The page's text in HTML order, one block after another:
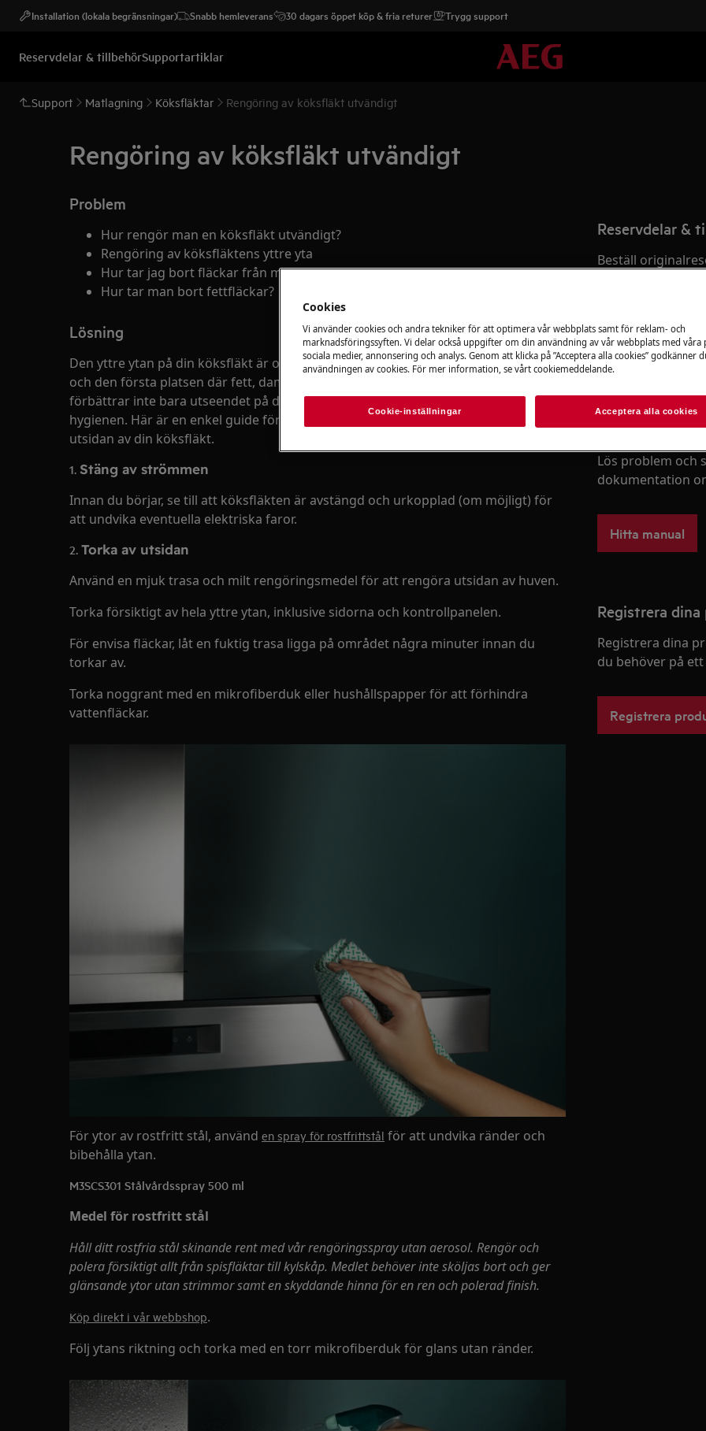
Installation (lokala begränsningar) Snabb hemleverans 30 dagars öppet köp & fria returer Trygg support
Reservdelar & tillbehörSupportartiklar
Support Matlagning Köksfläktar Rengöring av köksfläkt utvändigt
Rengöring av köksfläkt utvändigt
Problem
Hur rengör man en köksfläkt utvändigt?
Rengöring av köksfläktens yttre yta
Hur tar jag bort fläckar från min köksfläkt?
Hur tar man bort fettfläckar?
Lösning
Den yttre ytan på din köksfläkt är ofta det första folk lägger märke till i ditt kök -
och den första platsen där fett, damm och fingeravtryck samlas. Att hålla den ren
förbättrar inte bara utseendet på ditt kök utan hjälper också till att upprätthålla
hygienen. Här är en enkel guide för att hjälpa dig att effektivt och säkert rengöra
utsidan av din köksfläkt.
1. Stäng av strömmen
Innan du börjar, se till att köksfläkten är avstängd och urkopplad (om möjligt) för
att undvika eventuella elektriska faror.
2.Torka av utsidan
Använd en mjuk trasa och milt rengöringsmedel för att rengöra utsidan av huven.
Torka försiktigt av hela yttre ytan, inklusive sidorna och kontrollpanelen.
För envisa fläckar, låt en fuktig trasa ligga på området några minuter innan du
torkar av.
Torka noggrant med en mikrofiberduk eller hushållspapper för att förhindra
vattenfläckar.
För ytor av rostfritt stål, använd en spray för rostfrittstål för att undvika ränder och
bibehålla ytan.
M3SCS301 Stålvårdsspray 500 ml
Medel för rostfritt stål
Håll ditt rostfria stål skinande rent med vår rengöringsspray utan aerosol. Rengör och
polera försiktigt allt från spisfläktar till kylskåp. Medlet behöver inte sköljas bort och ger
glänsande ytor utan strimmor samt en skyddande hinna för en ren och polerad finish.
Köp direkt i vår webbshop.
Följ ytans riktning och torka med en torr mikrofiberduk för glans utan ränder.
Reservdelar &
Beställ
Till webbshop
Hitta din
Lös problem och
dokumentation
Hitta manual
Registrera
Registrera dina
du behöver på
Registrera
Cookies
Vi använder cookies och andra tekniker för att optimera vår webbplats samt för reklam- och
marknadsföringssyften. Vi delar också uppgifter om din användning av vår webbplats med
sociala medier, annonsering och analys. Genom att klicka på ”Acceptera alla cookies” godkänner
användningen av cookies. För mer information, se vårt cookiemeddelande.
Cookie-inställningar Acceptera alla cookies